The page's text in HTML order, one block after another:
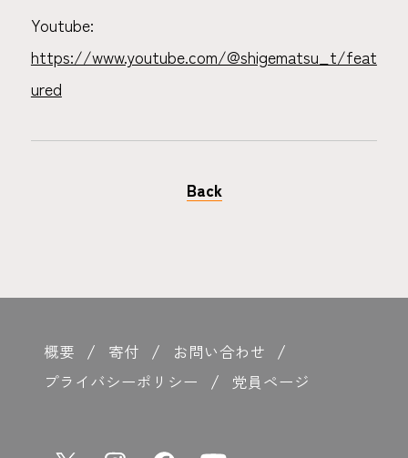
Youtube:
https://www.youtube.com/@shigematsu_t/feat
ured
Back
概要 寄付
お問い合わせ
プライバシーポリシー
党員ページ